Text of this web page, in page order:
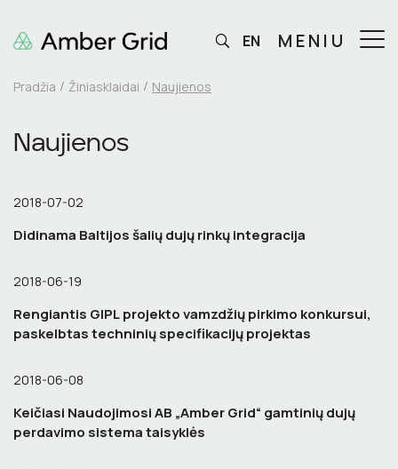
Pradžia Žiniasklaidai Naujienos
Naujienos
2018-07-02
Didinama Baltijos šalių dujų rinkų integracija
2018-06-19
Rengiantis GIPL projekto vamzdžių pirkimo konkursui,
paskelbtas techninių specifikacijų projektas
2018-06-08
Keičiasi Naudojimosi AB „Amber Grid“ gamtinių dujų
perdavimo sistema taisyklės
EN MENIU